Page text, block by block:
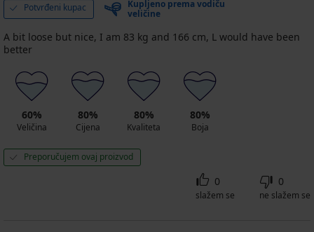
Potvrđeni kupac
Kupljeno prema vodiču
veličine
A bit loose but nice, I am 83 kg and 166 cm, L would have been
better
60%
Veličina
80%
Cijena
80%
Kvaliteta
80%
Boja
Preporučujem ovaj proizvod
0
slažem se
0
ne slažem se